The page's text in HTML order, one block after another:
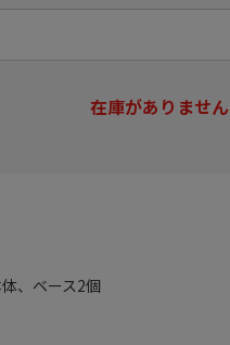
在庫がありません
、ベース2個